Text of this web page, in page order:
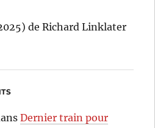
de Richard Linklater
Dernier train pour